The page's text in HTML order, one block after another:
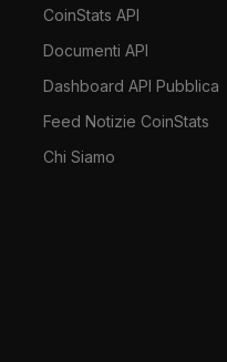
CoinStats API
Documenti API
Dashboard API Pubblica
Feed Notizie CoinStats
Chi Siamo